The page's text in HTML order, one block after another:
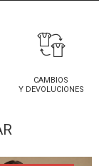
CAMBIOS
Y DEVOLUCIONES